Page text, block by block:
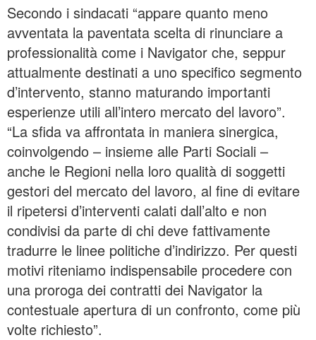
Secondo i sindacati “appare quanto meno
avventata la paventata scelta di rinunciare a
professionalità come i Navigator che, seppur
attualmente destinati a uno specifico segmento
d’intervento, stanno maturando importanti
esperienze utili all’intero mercato del lavoro”.
“La sfida va affrontata in maniera sinergica,
coinvolgendo – insieme alle Parti Sociali –
anche le Regioni nella loro qualità di soggetti
gestori del mercato del lavoro, al fine di evitare
il ripetersi d’interventi calati dall’alto e non
condivisi da parte di chi deve fattivamente
tradurre le linee politiche d’indirizzo. Per questi
motivi riteniamo indispensabile procedere con
una proroga dei contratti dei Navigator la
contestuale apertura di un confronto, come più
volte richiesto”.